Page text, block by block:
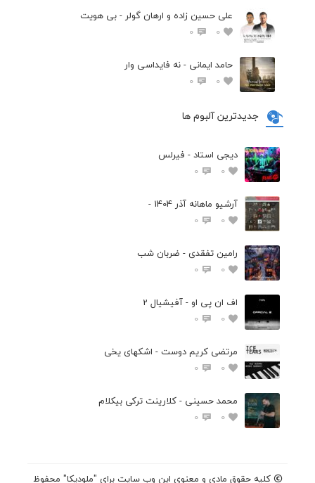
علی حسین زاده و ارهان گولر - بی هویت
0
0
حامد ایمانی - نه فایداسی وار
0
0
جدیدترین آلبوم ها
دیجی استاد - فیرلس
0
0
آرشیو ماهانه آذر 1404 -
0
0
رامین تفقدی - ضربان شب
0
0
اف ان پی او - آفیشیال 2
0
0
مرتضی کریم دوست - اشکهای یخی
0
0
محمد حسینی - کلارینت ترکی بیکلام
0
0
کلیه حقوق مادی و معنوی این وب سایت برای "ملودیکا" محفوظ